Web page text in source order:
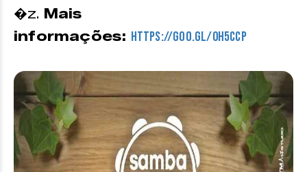
�z. Mais
informações: https://goo.gl/0H5CCP